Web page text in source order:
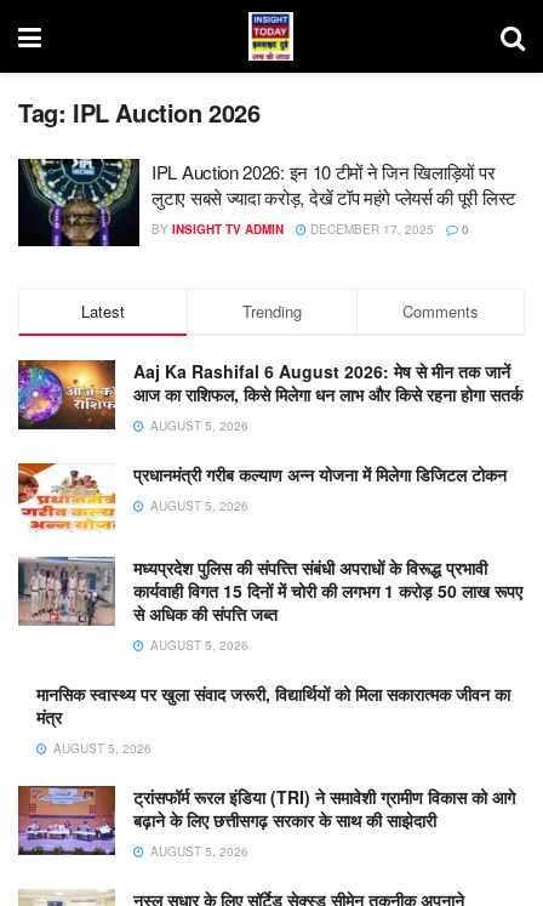
Tag: IPL Auction 2026
IPL Auction 2026: इन 10 टीमों ने जिन खिलाड़ियों पर
लुटाए सबसे ज्यादा करोड़, देखें टॉप महंगे प्लेयर्स की पूरी लिस्ट
BY INSIGHT TV ADMIN DECEMBER 17, 2025 0
Latest Trending Comments
Aaj Ka Rashifal 6 August 2026: मेष से मीन तक जानें
आज का राशिफल, किसे मिलेगा धन लाभ और किसे रहना होगा सतर्क
AUGUST 5, 2026
प्रधानमंत्री गरीब कल्याण अन्न योजना में मिलेगा डिजिटल टोकन
AUGUST 5, 2026
मध्यप्रदेश पुलिस की संपत्त्ति संबंधी अपराधों के विरूद्ध प्रभावी
कार्यवाही विगत 15 दिनों में चोरी की लगभग 1 करोड़ 50 लाख रूपए
से अधिक की संपत्ति जब्‍त
AUGUST 5, 2026
मानसिक स्वास्थ्य पर खुला संवाद जरूरी, विद्यार्थियों को मिला सकारात्मक जीवन का
मंत्र
AUGUST 5, 2026
ट्रांसफॉर्म रूरल इंडिया (TRI) ने समावेशी ग्रामीण विकास को आगे
बढ़ाने के लिए छत्तीसगढ़ सरकार के साथ की साझेदारी
AUGUST 5, 2026
नस्ल सुधार के लिए सॉर्टेड सेक्स्ड सीमेन तकनीक अपनाने